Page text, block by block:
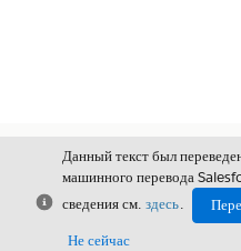
Закрыть
Данный текст был
машинного перевода
сведения см. здесь.
Не сейчас